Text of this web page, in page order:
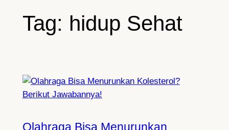
Tag: hidup Sehat
Olahraga Bisa Menurunkan